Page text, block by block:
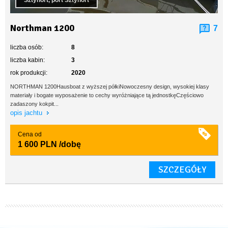
Northman 1200 7
liczba osób:
8
liczba kabin:
3
rok produkcji:
2020
NORTHMAN 1200Hausboat z wyższej półkiNowoczesny design, wysokiej klasy
materiały i bogate wyposażenie to cechy wyróżniające tą jednostkęCzęściowo
zadaszony kokpit...
opis jachtu
Cena od
1 600 PLN /dobę
SZCZEGÓŁY